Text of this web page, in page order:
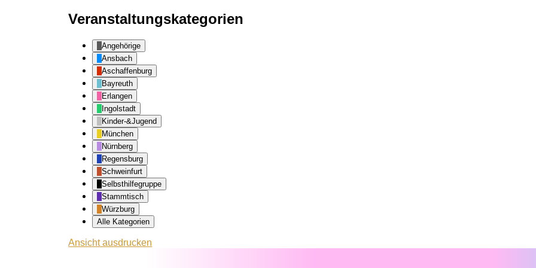
Veranstaltungskategorien
Angehörige
Ansbach
Aschaffenburg
Bayreuth
Erlangen
Ingolstadt
Kinder-&Jugend
München
Nürnberg
Regensburg
Schweinfurt
Selbsthilfegruppe
Stammtisch
Würzburg
Alle Kategorien
Ansichtausdrucken